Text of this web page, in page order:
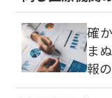
確
ま
報